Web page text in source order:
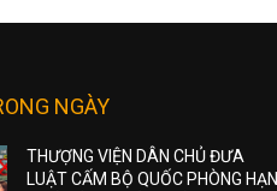
NGÀY
THƯỢNG VIỆN DÂN CHỦ ĐƯA
LUẬT CẤM BỘ QUỐC PHÒNG HẠN